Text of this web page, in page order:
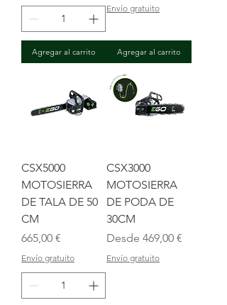
Agregar al carrito
Envío gratuito
Agregar al carrito
CSX5000
MOTOSIERRA
DE TALA DE 50
CM
Precio
665,00 €
Envío gratuito
CSX3000
MOTOSIERRA
DE PODA DE
30CM
Desde 469,00 €
Precio de oferta
Envío gratuito